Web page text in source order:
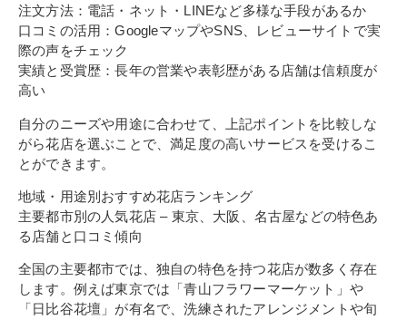
注文方法：電話・ネット・LINEなど多様な手段があるか
口コミの活用：GoogleマップやSNS、レビューサイトで実
際の声をチェック
実績と受賞歴：長年の営業や表彰歴がある店舗は信頼度が
高い
自分のニーズや用途に合わせて、上記ポイントを比較しな
がら花店を選ぶことで、満足度の高いサービスを受けるこ
とができます。
地域・用途別おすすめ花店ランキング
主要都市別の人気花店 – 東京、大阪、名古屋などの特色あ
る店舗と口コミ傾向
全国の主要都市では、独自の特色を持つ花店が数多く存在
します。例えば東京では「青山フラワーマーケット」や
「日比谷花壇」が有名で、洗練されたアレンジメントや旬